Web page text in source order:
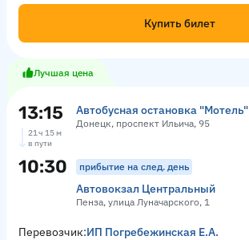
Купить билет
Лучшая цена
13:15 Автобусная остановка "Мотель"
Донецк, проспект Ильича, 95
21 ч 15 м
в пути
10:30 прибытие на след. день
Автовокзал Центральный
Пенза, улица Луначарского, 1
Перевозчик:ИП Погребежинская Е.А.